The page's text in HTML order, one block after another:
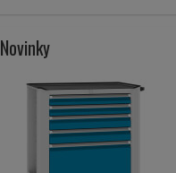
Novinky